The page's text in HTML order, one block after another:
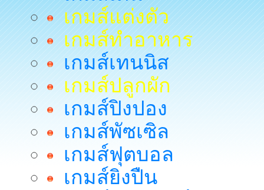
เกมส์แต่งตัว
เกมส์ทำอาหาร
เกมส์เทนนิส
เกมส์ปลูกผัก
เกมส์ปิงปอง
เกมส์พัซเซิล
เกมส์ฟุตบอล
เกมส์ยิงปืน